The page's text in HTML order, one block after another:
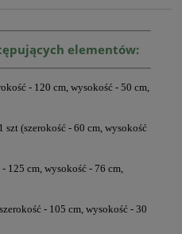
elementów:
- 120 cm, wysokość - 50 cm,
szt (szerokość - 60 cm, wysokość
125 cm, wysokość - 76 cm,
- 105 cm, wysokość - 30